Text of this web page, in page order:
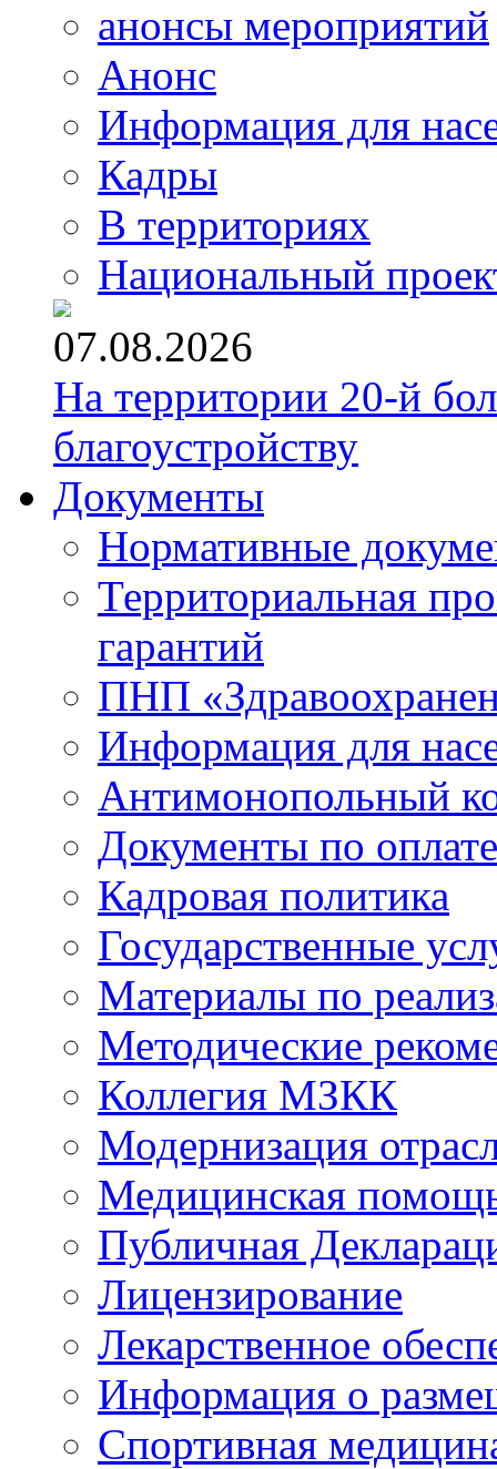
анонсы мероприятий
Анонс
Информация для
Кадры
В территориях
Национальный
07.08.2026
На территории 20-й
благоустройству
Документы
Нормативные
Территориальная
гарантий
ПНП
Информация для
Антимонопольный
Документы по
Кадровая политика
Государственные
Материалы по
Методические
Коллегия МЗКК
Модернизация
Медицинская
Публичная
Лицензирование
Лекарственное
Информация о
Спортивная